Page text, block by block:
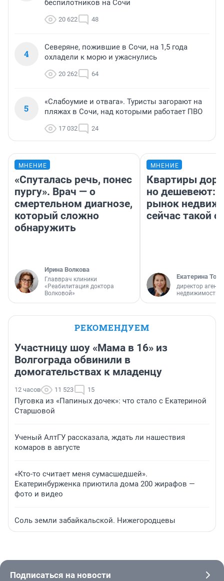
беспилотников на Сочи
20 622 48
4
Северяне, пожившие в Сочи, на 1,5 года
охладели к морю и ужаснулись
20 262 64
5
«Слабоумие и отвага». Туристы загорают на
пляжах в Сочи, над которыми работает ПВО
17 032 24
МНЕНИЕ
«Спуталась речь, понес
пургу». Врач — о
смертельном диагнозе,
который сложно
обнаружить
Ирина Волкова
Главврач клиники
«Реабилитация доктора
Волковой»
МНЕНИЕ
Квартиры
но дешевеют:
рынок
сейчас такой
Екатерина
директор
недвижимости
РЕКОМЕНДУЕМ
Участницу шоу «Мама в 16» из
Волгограда обвинили в
домогательствах к младенцу
12 часов 11 523 15
Пуговка из «Папиных дочек»: что стало с Екатериной
Старшовой
Ученый АлтГУ рассказала, ждать ли нашествия
комаров в августе
«Кто-то считает меня сумасшедшей».
Екатеринбурженка приютила дома 200 жирафов —
фото и видео
Соль земли забайкальской. Нижегородцевы
Подписаться на новости